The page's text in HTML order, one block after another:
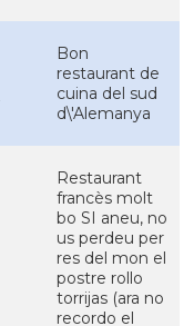
Bon
restaurant de
cuina del sud
d\'Alemanya
Restaurant
francès molt
bo SI aneu, no
us perdeu per
res del mon el
postre rollo
torrijas (ara no
recordo el